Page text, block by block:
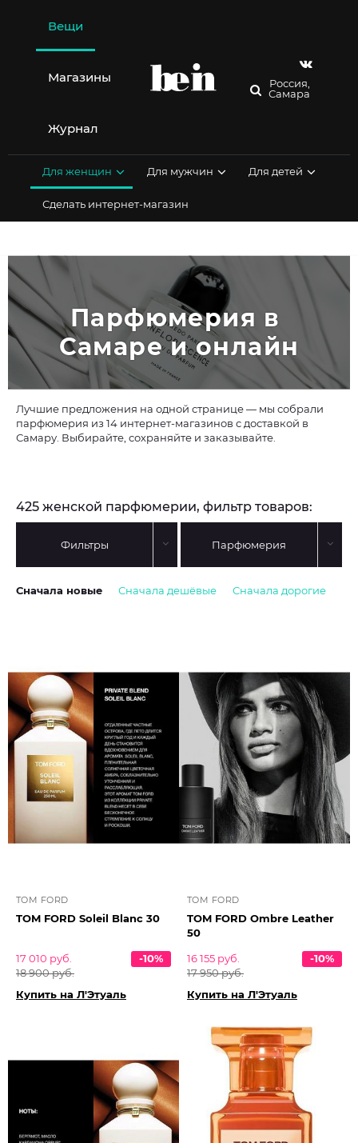
содержимому
Вещи
Магазины
Журнал
Россия,
Самара
Для женщин Для мужчин Для детей
Сделать интернет-магазин
Парфюмерия в
Самаре и онлайн
Лучшие предложения на одной странице — мы собрали
парфюмерия из 14 интернет-магазинов с доставкой в
Самару. Выбирайте, сохраняйте и заказывайте.
425 женской парфюмерии, фильтр товаров:
Фильтры Парфюмерия
Сначала новые Сначала дешёвые Сначала дорогие
TOM FORD
TOM FORD Soleil Blanс 30
17 010 руб.
18 900 руб.
-10%
Купить на Л'Этуаль
TOM FORD
TOM FORD Ombre Leather
50
16 155 руб.
17 950 руб.
-10%
Купить на Л'Этуаль